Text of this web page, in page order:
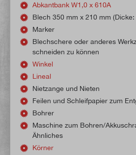
Abkantbank W1,0 x 610A
Blech 350 mm x 210 mm (Dicke:
Marker
Blechschere oder anderes
schneiden zu können
Winkel
Lineal
Nietzange und Nieten
Feilen und Schleifpapier zum
Bohrer
Maschine zum Bohren/
Ähnliches
Körner